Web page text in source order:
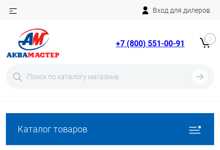
Вход для дилеров
+7 (800) 551-00-91 0
Каталог товаров